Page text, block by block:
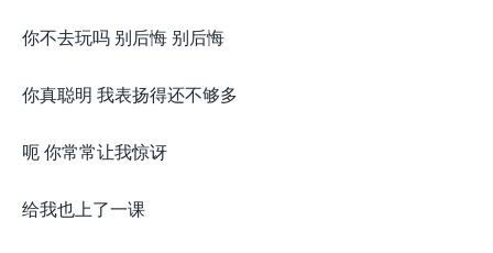
你不去玩吗 别后悔 别后悔
你真聪明 我表扬得还不够多
呃 你常常让我惊讶
给我也上了一课